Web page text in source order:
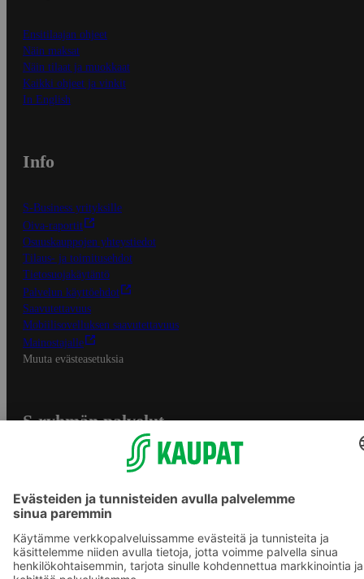
Ensitilaajan ohjeet
Näin maksat
Näin tilaat ja muokkaat
Kaikki ohjeet ja vinkit
In English
Info
S-Business yrityksille
Oiva-raportit
Osuuskauppojen yhteystiedot
Tilaus- ja toimitusehdot
Tietosuojakäytäntö
Palvelun käyttöehdot
Saavutettavuus
Mobiilisovelluksen saavutettavuus
Mainostajalle
Muuta evästeasetuksia
S-ryhmän palvelut
Yhteishyvä Ruoka -sovellus
S-ostoslista -sovellus
Prisma.fi
Sokos.fi
S-Pankki